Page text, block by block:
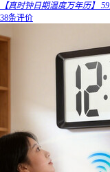
【真时钟日期温度万年历】
38条评价